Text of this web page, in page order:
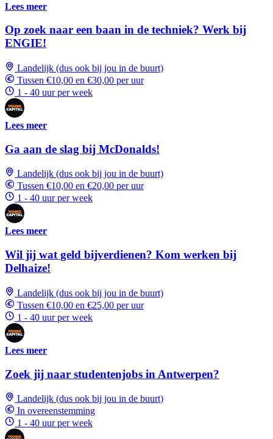
Lees meer
Op zoek naar een baan in de techniek? Werk bij
ENGIE!
Landelijk (dus ook bij jou in de buurt)
Tussen €10,00 en €30,00 per uur
1 - 40 uur per week
Lees meer
Ga aan de slag bij McDonalds!
Landelijk (dus ook bij jou in de buurt)
Tussen €10,00 en €20,00 per uur
1 - 40 uur per week
Lees meer
Wil jij wat geld bijverdienen? Kom werken bij
Delhaize!
Landelijk (dus ook bij jou in de buurt)
Tussen €10,00 en €25,00 per uur
1 - 40 uur per week
Lees meer
Zoek jij naar studentenjobs in Antwerpen?
Landelijk (dus ook bij jou in de buurt)
In overeenstemming
1 - 40 uur per week